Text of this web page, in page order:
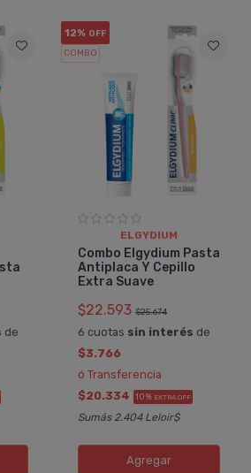
de
12% OFF
COMBO
ELGYDIUM
Combo Elgydium Pasta
Antiplaca Y Cepillo
Extra Suave
$22.593 $25.674
6 cuotas sin interés de
$3.766
ó Transferencia
$20.334 10% EXTRA OFF
Sumás 2.404 Leloir$
Agregar